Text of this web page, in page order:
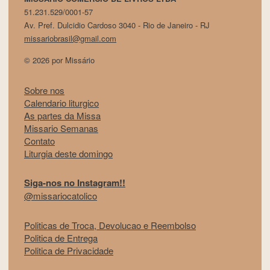
51.231.529/0001-57
Av. Pref. Dulcidio Cardoso 3040 - Rio de Janeiro - RJ
missariobrasil@gmail.com
© 2026 por Missário
Sobre nos
Calendario liturgico
As partes da Missa
Missario Semanas
Contato
Liturgia deste domingo
Siga-nos no Instagram!!
@missariocatolico
Politicas de Troca, Devolucao e Reembolso
Politica de Entrega
Politica de Privacidade